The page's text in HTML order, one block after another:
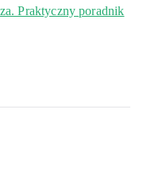
Praktyczny poradnik